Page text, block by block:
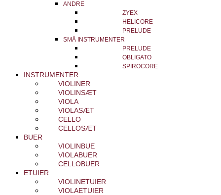
ANDRE
ZYEX
HELICORE
PRELUDE
SMÅ INSTRUMENTER
PRELUDE
OBLIGATO
SPIROCORE
INSTRUMENTER
VIOLINER
VIOLINSÆT
VIOLA
VIOLASÆT
CELLO
CELLOSÆT
BUER
VIOLINBUE
VIOLABUER
CELLOBUER
ETUIER
VIOLINETUIER
VIOLAETUIER